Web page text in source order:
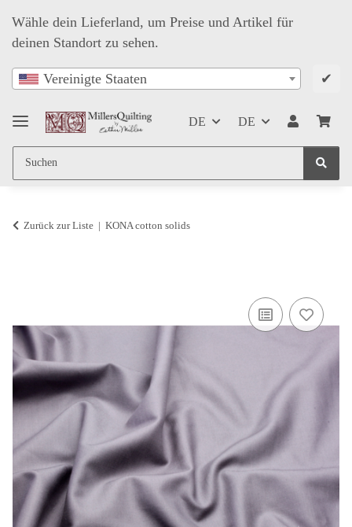
Wähle dein Lieferland, um Preise und Artikel für
deinen Standort zu sehen.
Vereinigte Staaten ✔
DE DE
Zurück zur Liste KONA cotton solids